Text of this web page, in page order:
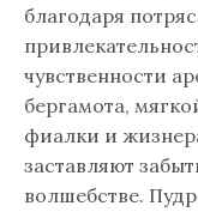
благодаря
чувственности
бергамота,
фиалки и
заставляют
волшебстве.